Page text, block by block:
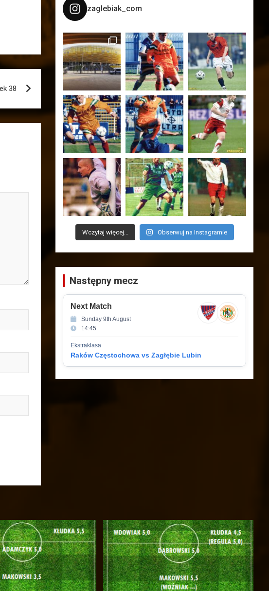
38
zaglebiak_com
Wczytaj więcej... Obserwuj na Instagramie
Następny mecz
Next Match
Sunday 9th August
14:45
Ekstraklasa
Raków Częstochowa vs Zagłębie Lubin